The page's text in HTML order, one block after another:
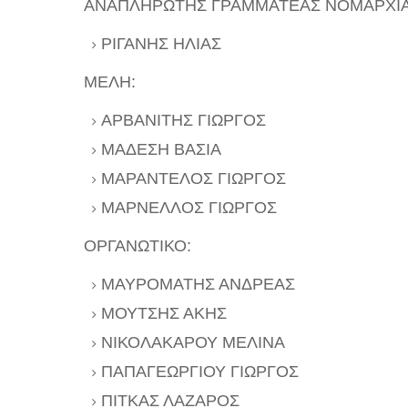
ΑΝΑΠΛΗΡΩΤΗΣ ΓΡΑΜΜΑΤΕΑΣ
ΡΙΓΑΝΗΣ ΗΛΙΑΣ
ΜΕΛΗ:
ΑΡΒΑΝΙΤΗΣ ΓΙΩΡΓΟΣ
ΜΑΔΕΣΗ ΒΑΣΙΑ
ΜΑΡΑΝΤΕΛΟΣ ΓΙΩΡΓΟΣ
ΜΑΡΝΕΛΛΟΣ ΓΙΩΡΓΟΣ
ΟΡΓΑΝΩΤΙΚΟ:
ΜΑΥΡΟΜΑΤΗΣ ΑΝΔΡΕΑΣ
ΜΟΥΤΣΗΣ ΑΚΗΣ
ΝΙΚΟΛΑΚΑΡΟΥ ΜΕΛΙΝΑ
ΠΑΠΑΓΕΩΡΓΙΟΥ ΓΙΩΡΓΟΣ
ΠΙΤΚΑΣ ΛΑΖΑΡΟΣ